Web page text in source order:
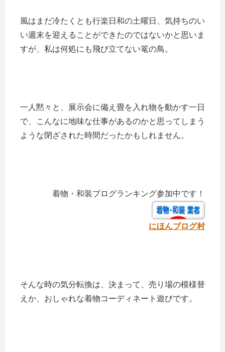
風はまだ冷たくとも行楽日和の土曜日、気持ちのい
い週末を迎えることができたのではないかと思いま
すが、私は何処にも飛び立てない篭の鳥。
一人黙々と、展示会に備え畳を入れ物を動かす一日
で、こんなに地味な仕事があるのかと思ってしまう
ような閉ざされた時間だったかもしれません。
着物・和装ブログランキング参加中です！
にほんブログ村
そんな時の気分転換は、決まって、売り場の模様替
えか、おしゃれな着物コーディネート遊びです。